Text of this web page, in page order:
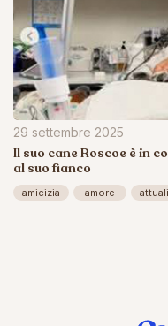
29 settembre 2025
Il suo cane Roscoe è in
al suo fianco
amicizia amore